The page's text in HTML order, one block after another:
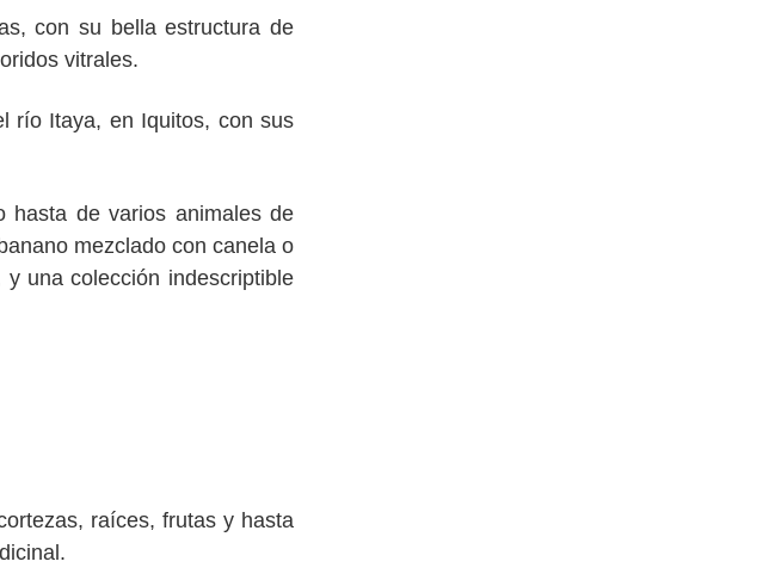
con su bella estructura de
vitrales.
río Itaya, en Iquitos, con sus
hasta de varios animales de
mezclado con canela o
una colección indescriptible
raíces, frutas y hasta